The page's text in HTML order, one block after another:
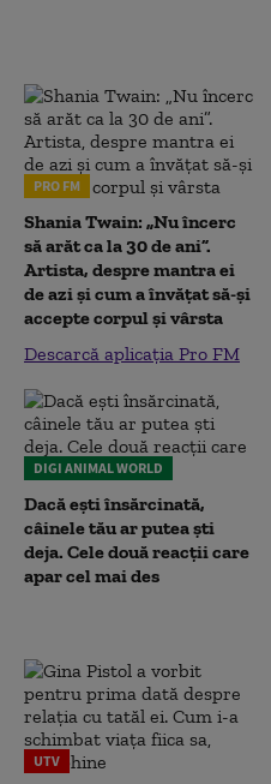
PRO FM
Shania Twain: „Nu încerc
să arăt ca la 30 de ani”.
Artista, despre mantra ei
de azi și cum a învățat să-și
accepte corpul și vârsta
Descarcă aplicația Pro FM
DIGI ANIMAL WORLD
Dacă ești însărcinată,
câinele tău ar putea ști
deja. Cele două reacții care
apar cel mai des
UTV